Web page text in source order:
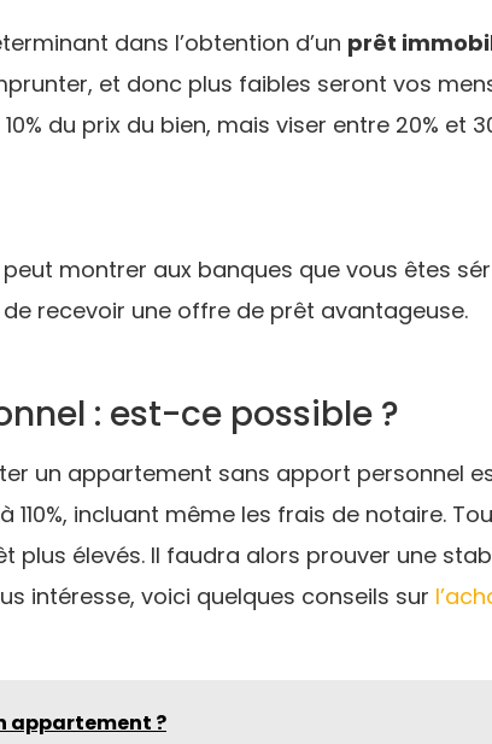
dans l’obtention d’un prêt
et donc plus faibles seront vos
du prix du bien, mais viser entre 20% et
montrer aux banques que vous êtes
recevoir une offre de prêt avantageuse.
: est-ce possible ?
un appartement sans apport personnel
incluant même les frais de notaire.
plus élevés. Il faudra alors prouver une
intéresse, voici quelques conseils sur
appartement ?